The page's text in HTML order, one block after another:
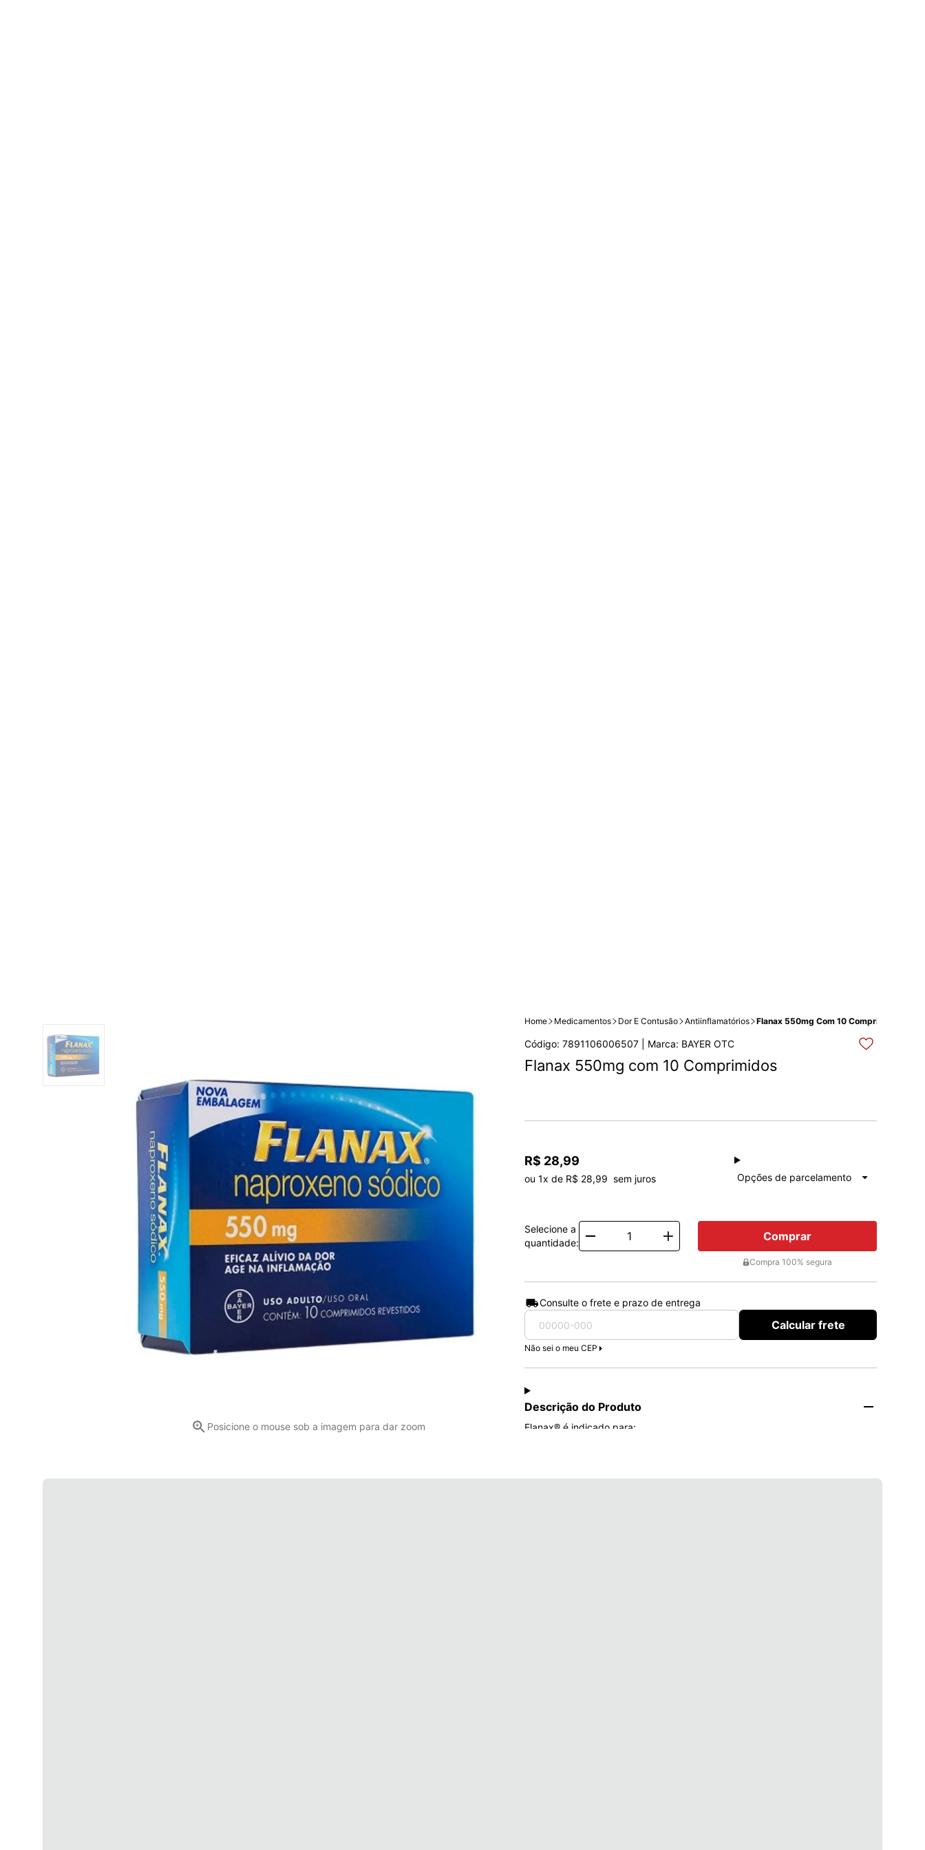
Posicione o mouse sob a imagem para dar zoom
Home Medicamentos Dor E Contusão Antiinflamatórios Flanax 550mg Com 10 Comprimidos
Código: 7891106006507 | Marca: BAYER OTC
Flanax 550mg com 10 Comprimidos
R$ 28,99
ou 1x de R$ 28,99  sem juros Opções de parcelamento
à vistaR$ 28,99
Total: R$ 28,99
Selecione a
quantidade:
Comprar
Compra 100% segura
Consulte o frete e prazo de entrega
Calcular frete
Não sei o meu CEP
Descrição do Produto
Flanax® é indicado para:
Dores musculares e articulares, como por exemplo torcicolo, bursite,